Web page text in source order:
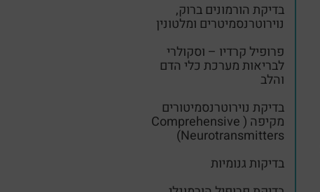
בדיקת הורמונים ברוק,
נוירוטרנסמיטרים ומלטונין
פרופיל קרדיו – וסקולרי
לבריאות מערכת כלי הדם
והלב
בדיקת נוירוטרנסמיטורים
מקיפה ( Comprehensive
Neurotransmitters)
בדיקות גנומיות